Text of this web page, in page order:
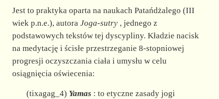
Jest to praktyka oparta na naukach Patańdżalego (III
wiek p.n.e.), autora Joga-sutry, jednego z
podstawowych tekstów tej dyscypliny. Kładzie nacisk
na medytację i ścisłe przestrzeganie 8-stopniowej
progresji oczyszczania ciała i umysłu w celu
osiągnięcia oświecenia:
(tixagag_4) Yamas : to etyczne zasady jogi